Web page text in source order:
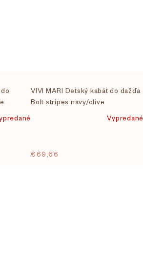
VIVI MARI Detský kabát do dažďa
Bolt stripes navy/olive
Vypredané
€69,66